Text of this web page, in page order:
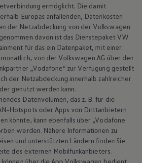
ermöglicht. Die damit
Europas anfallenden, Datenkosten
der Netzabdeckung von der Volkswagen
davon ist das Dienstepaket VW
für das ein Datenpaket, mit einer
von der Volkswagen AG über den
„Vodafone“ zur Verfügung gestellt
der Netzabdeckung innerhalb zahlreicher
genutzt werden kann.
Datenvolumen, das z. B. für die
Hotspots oder Apps von Drittanbietern
könnte, kann ebenfalls über „Vodafone
werden. Nähere Informationen zu
und unterstützten Ländern finden Sie
des externen Mobilfunkanbieters.
können über die App Volkswagen bedient